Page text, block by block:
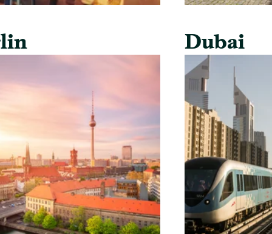
Dubai